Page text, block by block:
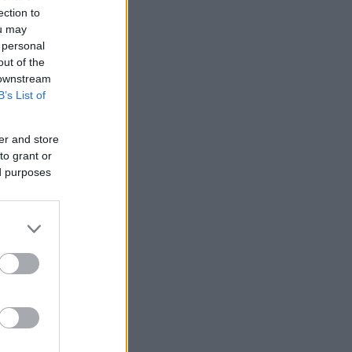
to
may
of the
List of
and store
grant or
purposes